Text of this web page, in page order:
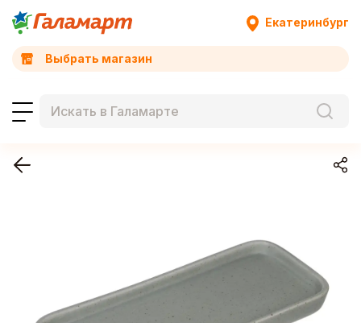
Екатеринбург
Выбрать магазин